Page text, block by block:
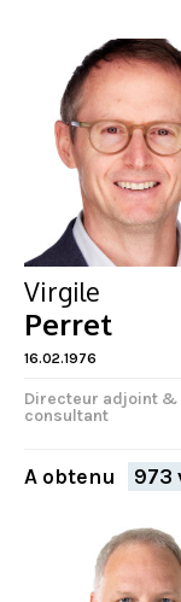
Virgile
Perret
16.02.1976
Directeur adjoint &
consultant
A obtenu 973